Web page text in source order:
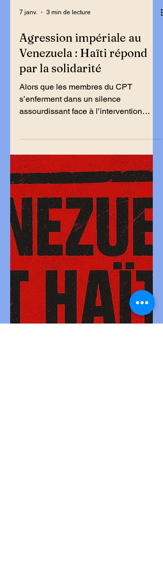
7 janv. 3 min de lecture
Agression impériale au
Venezuela : Haïti répond
par la solidarité
assourdissant face à l’intervention
américaine au Venezuela et à la
capture de Nicolás Maduro, les
organisations progressistes haïtiennes
multiplient les prises de parole pour
condamner cette ingérence impériale et
proclamer leur solidarité active avec le
peuple vénézuélien agressé. Le
Renouveau Démocratique ,via son
blog NOVAVOX, ne se contente pas de
dénoncer l'intervention étrangère. Il
inscrit sa position dans la